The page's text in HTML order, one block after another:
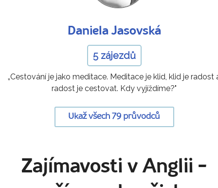
Daniela Jasovská
5 zájezdů
„Cestování je jako meditace. Meditace je klid, klid je radost
radost je cestovat. Kdy vyjíždíme?"
Ukaž všech 79 průvodců
Zajímavosti v Anglii -